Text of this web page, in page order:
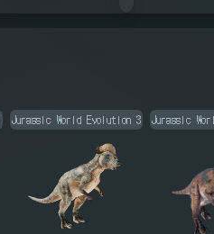
Jurassic World Evolution 3 Jurassic